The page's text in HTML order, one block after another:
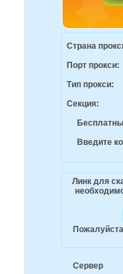
Страна
Порт прокси:
Тип прокси:
Секция:
Введите
Линк для
Сервер